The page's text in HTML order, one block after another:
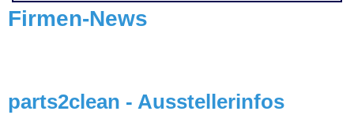
Firmen-News
parts2clean - Ausstellerinfos